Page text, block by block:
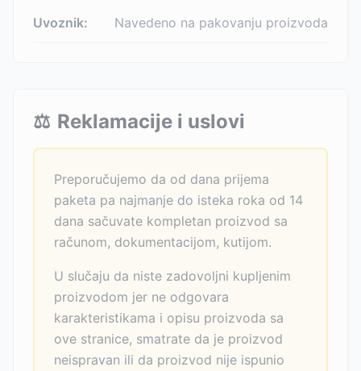
Uvoznik: Navedeno na pakovanju proizvoda
⚖️ Reklamacije i uslovi
Preporučujemo da od dana prijema
paketa pa najmanje do isteka roka od 14
dana sačuvate kompletan proizvod sa
računom, dokumentacijom, kutijom.
U slučaju da niste zadovoljni kupljenim
proizvodom jer ne odgovara
karakteristikama i opisu proizvoda sa
ove stranice, smatrate da je proizvod
neispravan ili da proizvod nije ispunio